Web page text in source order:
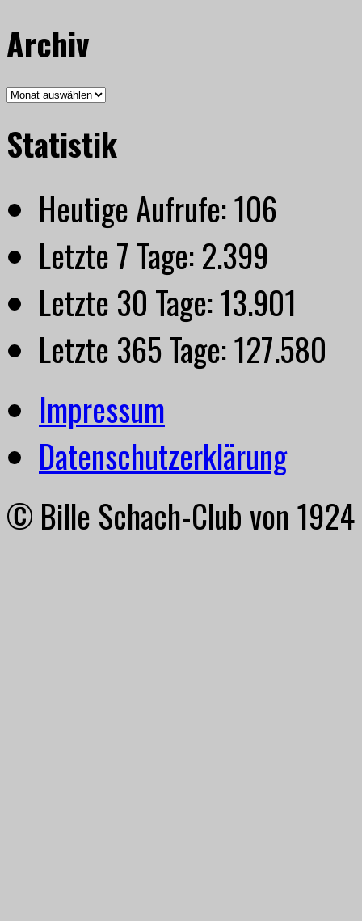
Archiv
Archiv
Statistik
Heutige Aufrufe:106
Letzte 7 Tage:2.399
Letzte 30 Tage:13.901
Letzte 365 Tage:127.580
Impressum
Datenschutzerklärung
© Bille Schach-Club von